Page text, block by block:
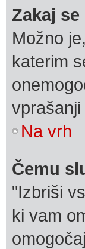
Zakaj
Možno
katerim
Na vrh
Čemu
"Izbriši
ki vam